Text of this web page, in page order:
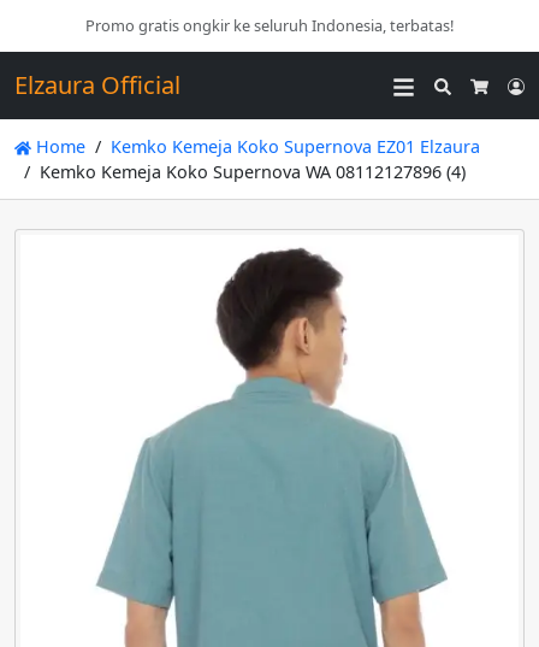
Promo gratis ongkir ke seluruh Indonesia, terbatas!
Elzaura Official
Search
Home
Kemko Kemeja Koko Supernova EZ01 Elzaura
Kemko Kemeja Koko Supernova WA 08112127896 (4)